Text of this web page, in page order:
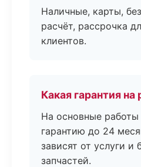
Наличные, карты,
расчёт, рассрочка
клиентов.
Какая гарантия на
На основные работы
гарантию до 24
зависят от услуги и
запчастей.